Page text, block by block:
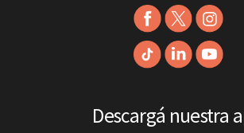
Descargá nuestra